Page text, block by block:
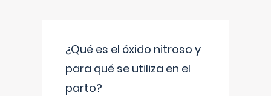
¿Qué es el óxido nitroso y
para qué se utiliza en el
parto?